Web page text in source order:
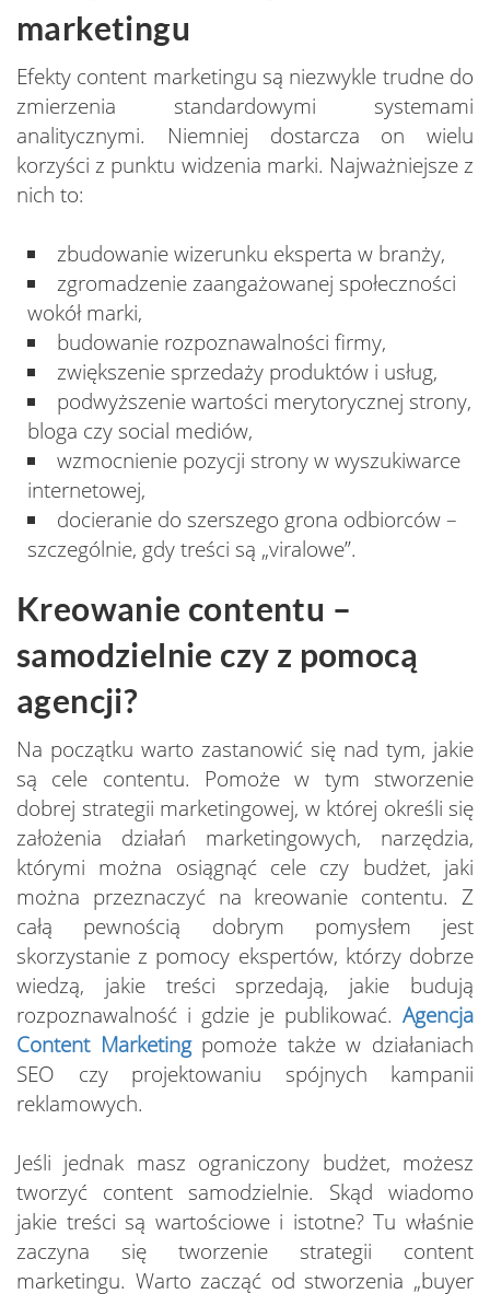
marketingu
Efekty content marketingu są niezwykle trudne do
zmierzenia standardowymi systemami
analitycznymi. Niemniej dostarcza on wielu
korzyści z punktu widzenia marki. Najważniejsze z
nich to:
zbudowanie wizerunku eksperta w branży,
zgromadzenie zaangażowanej społeczności
wokół marki,
budowanie rozpoznawalności firmy,
zwiększenie sprzedaży produktów i usług,
podwyższenie wartości merytorycznej strony,
bloga czy social mediów,
wzmocnienie pozycji strony w wyszukiwarce
internetowej,
docieranie do szerszego grona odbiorców –
szczególnie, gdy treści są „viralowe”.
Kreowanie contentu –
samodzielnie czy z pomocą
agencji?
Na początku warto zastanowić się nad tym, jakie
są cele contentu. Pomoże w tym stworzenie
dobrej strategii marketingowej, w której określi się
założenia działań marketingowych, narzędzia,
którymi można osiągnąć cele czy budżet, jaki
można przeznaczyć na kreowanie contentu. Z
całą pewnością dobrym pomysłem jest
skorzystanie z pomocy ekspertów, którzy dobrze
wiedzą, jakie treści sprzedają, jakie budują
rozpoznawalność i gdzie je publikować. Agencja
Content Marketingpomoże także w działaniach
SEO czy projektowaniu spójnych kampanii
reklamowych.
Jeśli jednak masz ograniczony budżet, możesz
tworzyć content samodzielnie. Skąd wiadomo
jakie treści są wartościowe i istotne? Tu właśnie
zaczyna się tworzenie strategii content
marketingu. Warto zacząć od stworzenia „buyer